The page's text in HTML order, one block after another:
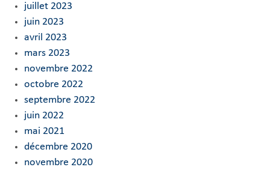
juillet 2023
juin 2023
avril 2023
mars 2023
novembre 2022
octobre 2022
septembre 2022
juin 2022
mai 2021
décembre 2020
novembre 2020